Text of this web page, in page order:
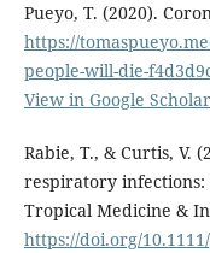
Pueyo, T. (2020).
https://
people-will-die-
View in Google Scholar
Rabie, T., & Curtis, V.
respiratory
Tropical Medicine &
https://doi.org/